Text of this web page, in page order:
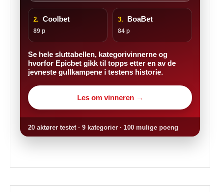
2. Coolbet
89 p
3. BoaBet
84 p
Se hele sluttabellen, kategorivinnerne og
hvorfor Epicbet gikk til topps etter en av de
jevneste gullkampene i testens historie.
Les om vinneren →
20 aktører testet · 9 kategorier · 100 mulige poeng